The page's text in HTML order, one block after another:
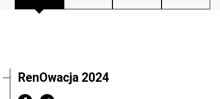
RenOwacja 2024